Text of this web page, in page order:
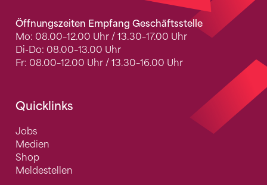
Öffnungszeiten Empfang Geschäftsstelle
Mo: 08.00–12.00 Uhr / 13.30–17.00 Uhr
Di-Do: 08.00–13.00 Uhr
Fr: 08.00–12.00 Uhr / 13.30–16.00 Uhr
Quicklinks
Jobs
Medien
Shop
Meldestellen